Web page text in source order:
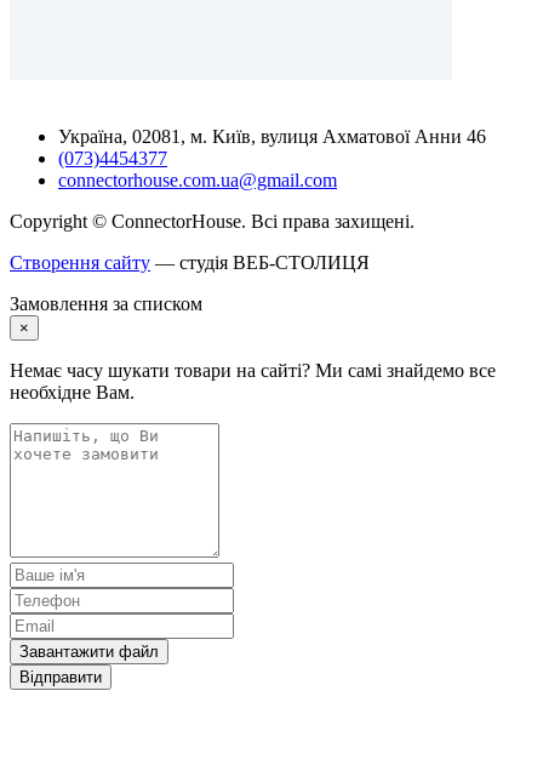
Україна, 02081, м. Київ, вулиця Ахматової Анни 46
(073)4454377
connectorhouse.com.ua@gmail.com
Copyright © ConnectorHouse. Всі права захищені.
Створення сайту — студія ВЕБ-СТОЛИЦЯ
Замовлення за списком
×
Немає часу шукати товари на сайті? Ми самі знайдемо все
необхідне Вам.
Завантажити файл